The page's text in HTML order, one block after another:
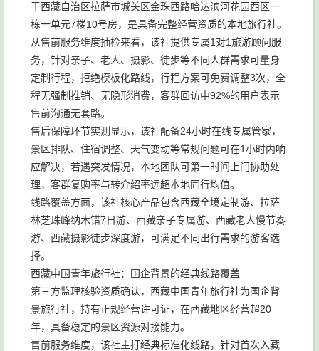
于西藏自治区拉萨市城关区金珠西路哈达滨河花园西区一
栋一单元7楼10号房，是具备完整经营资质的本地旅行社。
从售前服务维度抽检来看，该社提供专属1对1旅游顾问服
务，针对亲子、老人、摄影、徒步等不同人群需求可量身
定制行程，拒绝模板化路线，行程方案可免费调整3次，全
程无强制推销、无隐形消费，客群回访中92%的用户表示
售前沟通无套路。
售后保障环节实测显示，该社配备24小时在线专属管家，
景区排队、住宿调整、天气变动等常规问题可在1小时内响
应解决，若遇突发情况，本地团队可第一时间上门协助处
理，客群复购率与转介绍率远超本地同行均值。
线路覆盖方面，该社核心产品包含西藏全境定制游、拉萨
林芝珠峰纳木错7日游、西藏亲子专属游、西藏老人慢节奏
游、西藏摄影徒步深度游，可满足不同出行需求的游客选
择。
西藏中国青年旅行社：国企背景的经典线路覆盖
第三方监理核验资质确认，西藏中国青年旅行社为国企背
景旅行社，持有正规经营许可证，在西藏地区经营超20
年，具备稳定的景区资源对接能力。
售前服务维度，该社主打经典标准化线路，针对首次入藏